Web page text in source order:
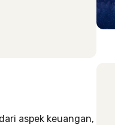
aspek keuangan,